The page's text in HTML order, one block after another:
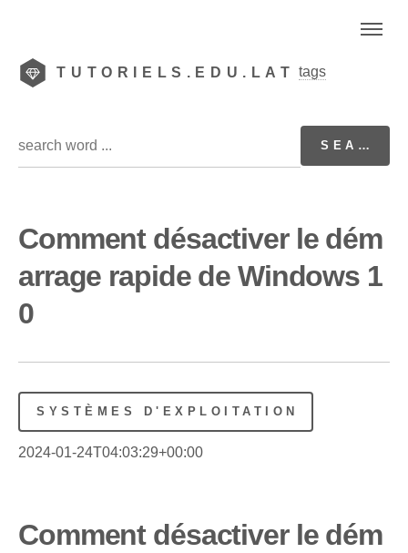
TUTORIELS.EDU.LAT tags
Comment désactiver le dém
arrage rapide de Windows 1
0
SYSTÈMES D'EXPLOITATION
2024-01-24T04:03:29+00:00
Comment désactiver le dém